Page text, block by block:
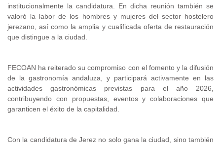
institucionalmente la candidatura. En dicha reunión también se
valoró la labor de los hombres y mujeres del sector hostelero
jerezano, así como la amplia y cualificada oferta de restauración
que distingue a la ciudad.
FECOAN ha reiterado su compromiso con el fomento y la difusión
de la gastronomía andaluza, y participará activamente en las
actividades gastronómicas previstas para el año 2026,
contribuyendo con propuestas, eventos y colaboraciones que
garanticen el éxito de la capitalidad.
Con la candidatura de Jerez no solo gana la ciudad, sino también